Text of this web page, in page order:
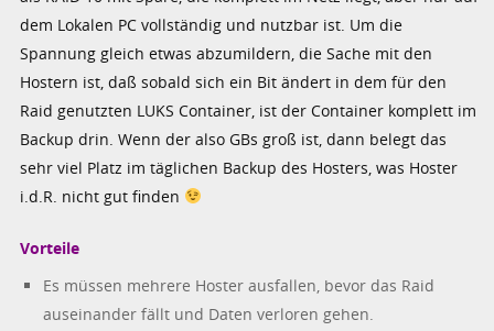
dem Lokalen PC vollständig und nutzbar ist. Um die
Spannung gleich etwas abzumildern, die Sache mit den
Hostern ist, daß sobald sich ein Bit ändert in dem für den
Raid genutzten LUKS Container, ist der Container komplett im
Backup drin. Wenn der also GBs groß ist, dann belegt das
sehr viel Platz im täglichen Backup des Hosters, was Hoster
i.d.R. nicht gut finden
Vorteile
Es müssen mehrere Hoster ausfallen, bevor das Raid
auseinander fällt und Daten verloren gehen.